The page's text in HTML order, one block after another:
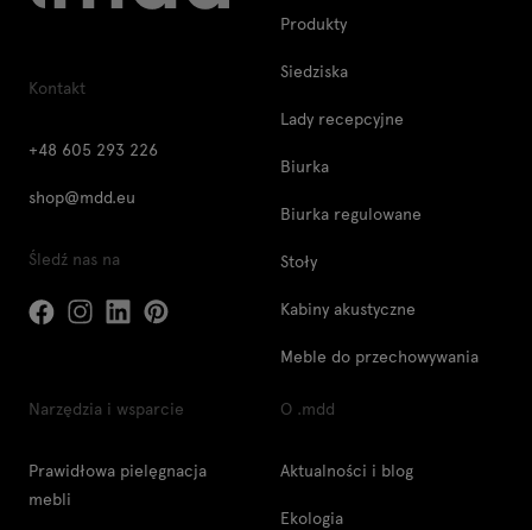
Kontakt
+48 605 293 226
shop@mdd.eu
Śledź nas na
Produkty
Siedziska
Lady recepcyjne
Biurka
Biurka regulowane
Stoły
Kabiny akustyczne
Meble do przechowywania
Narzędzia i wsparcie
Prawidłowa pielęgnacja
mebli
O .mdd
Aktualności i blog
Ekologia